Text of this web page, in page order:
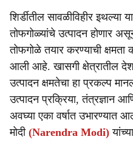
शिर्डीतील सावळीविहीर इथल्या
तोफगोळ्यांचे उत्पादन होणार
तोफगोळे तयार करण्याची क्षमता
आली आहे. खासगी क्षेत्रातील
उत्पादन क्षमतेचा हा प्रकल्प
उत्पादन प्रक्रिया, तंत्रज्ञान
अवघ्या एका वर्षात उभारण्यात
मोदी (Narendra Modi)